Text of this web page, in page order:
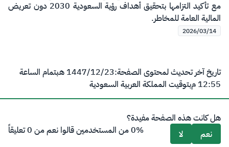
مع تأكيد التزامها بتحقيق أهداف رؤية السعودية 2030 دون تعريض
المالية العامة للمخاطر.
2026/03/14
تاريخ آخر تحديث لمحتوى الصفحة:23‏/12‏/1447 هـ
بتمام الساعة
12:55 م
بتوقيت المملكة العربية السعودية
هل كانت هذه الصفحة مفيدة؟
نعم
لا 0% من المستخدمين قالوا نعم من 0 تعليقاً